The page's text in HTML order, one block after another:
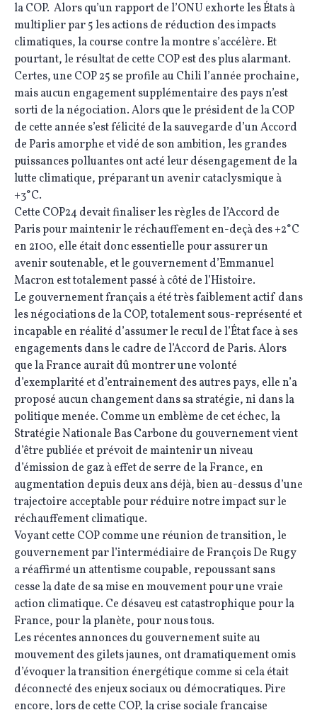
la COP. Alors qu’un rapport de l’ONU exhorte les États à
multiplier par 5 les actions de réduction des impacts
climatiques, la course contre la montre s’accélère. Et
pourtant, le résultat de cette COP est des plus alarmant.
Certes, une COP 25 se profile au Chili l’année prochaine,
mais aucun engagement supplémentaire des pays n’est
sorti de la négociation. Alors que le président de la COP
de cette année s’est félicité de la sauvegarde d’un Accord
de Paris amorphe et vidé de son ambition, les grandes
puissances polluantes ont acté leur désengagement de la
lutte climatique, préparant un avenir cataclysmique à
+3°C.
Cette COP24 devait finaliser les règles de l’Accord de
Paris pour maintenir le réchauffement en-deçà des +2°C
en 2100, elle était donc essentielle pour assurer un
avenir soutenable, et le gouvernement d’Emmanuel
Macron est totalement passé à côté de l’Histoire.
Le gouvernement français a été très faiblement actif dans
les négociations de la COP, totalement sous-représenté et
incapable en réalité d’assumer le recul de l’État face à ses
engagements dans le cadre de l’Accord de Paris. Alors
que la France aurait dû montrer une volonté
d’exemplarité et d’entrainement des autres pays, elle n’a
proposé aucun changement dans sa stratégie, ni dans la
politique menée. Comme un emblème de cet échec, la
Stratégie Nationale Bas Carbone du gouvernement vient
d’être publiée et prévoit de maintenir un niveau
d’émission de gaz à effet de serre de la France, en
augmentation depuis deux ans déjà, bien au-dessus d’une
trajectoire acceptable pour réduire notre impact sur le
réchauffement climatique.
Voyant cette COP comme une réunion de transition, le
gouvernement par l’intermédiaire de François De Rugy
a réaffirmé un attentisme coupable, repoussant sans
cesse la date de sa mise en mouvement pour une vraie
action climatique. Ce désaveu est catastrophique pour la
France, pour la planète, pour nous tous.
Les récentes annonces du gouvernement suite au
mouvement des gilets jaunes, ont dramatiquement omis
d’évoquer la transition énergétique comme si cela était
déconnecté des enjeux sociaux ou démocratiques. Pire
encore, lors de cette COP, la crise sociale française